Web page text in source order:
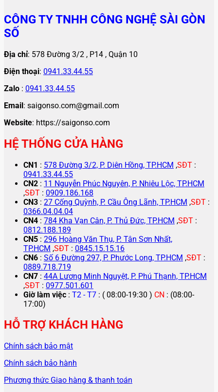
CÔNG TY TNHH CÔNG NGHỆ SÀI GÒN
SỐ
Địa chỉ: 578 Đường 3/2 , P14 , Quận 10
Điện thoại: 0941.33.44.55
Zalo : 0941.33.44.55
Email: saigonso.com@gmail.com
Website: https://saigonso.com
HỆ THỐNG CỬA HÀNG
CN1 : 578 Đường 3/2, P. Diên Hồng, TP.HCM ,SĐT :
0941.33.44.55
CN2 : 11 Nguyễn Phúc Nguyên, P. Nhiêu Lộc, TP.HCM
,SĐT : 0909.186.168
CN3 : 27 Cống Quỳnh, P. Cầu Ông Lãnh, TP.HCM ,SĐT :
0366.04.04.04
CN4 : 784 Kha Vạn Cân, P. Thủ Đức, TP.HCM ,SĐT :
0812.188.189
CN5 : 296 Hoàng Văn Thụ, P. Tân Sơn Nhất,
TP.HCM ,SĐT : 0845.15.15.16
CN6 : Số 6 Đường 297, P. Phước Long, TP.HCM ,SĐT :
0889.718.719
CN7 : 44A Lương Minh Nguyệt, P. Phú Thạnh, TP.HCM
,SĐT : 0977.501.601
Giờ làm việc : T2 - T7 : ( 08:00-19:30 ) CN : (08:00-
17:00)
HỖ TRỢ KHÁCH HÀNG
Chính sách bảo mật
Chính sách bảo hành
Phương thức Giao hàng & thanh toán